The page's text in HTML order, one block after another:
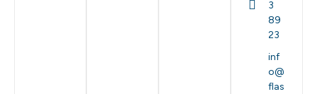
3
89
23
inf
o@
flas